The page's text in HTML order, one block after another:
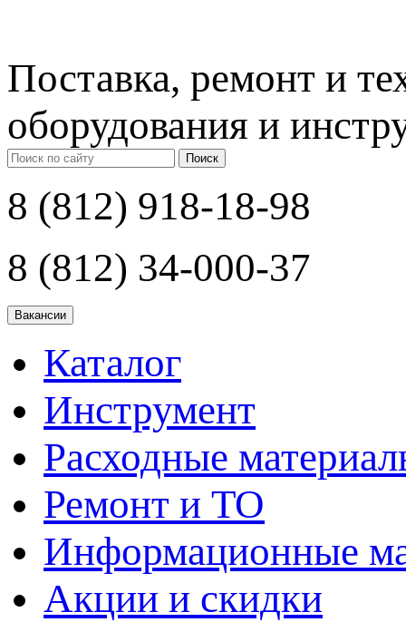
Поставка, ремонт и
оборудования и
Поиск
8 (812) 918-18-98
8 (812) 34-000-37
Каталог
Инструмент
Расходные
Ремонт и ТО
Информационные
Акции и скидки